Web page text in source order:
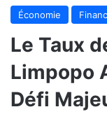
Économie
Le Taux
Limpopo
Défi